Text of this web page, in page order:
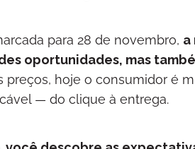
para 28 de novembro, a
oportunidades, mas
preços, hoje o consumidor é
— do clique à entrega.